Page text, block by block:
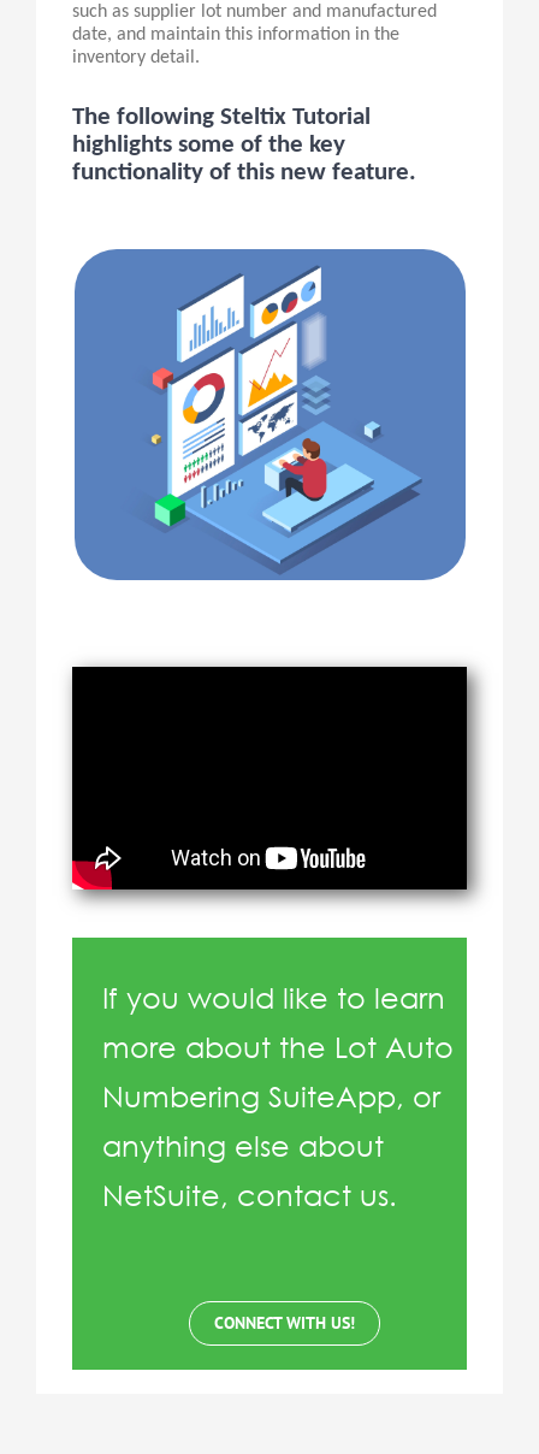
such as supplier lot number and manufactured
date, and maintain this information in the
inventory detail.
The following Steltix Tutorial
highlights some of the key
functionality of this new feature.
If you would like to learn
more about the Lot Auto
Numbering SuiteApp, or
anything else about
NetSuite, contact us.
CONNECT WITH US!